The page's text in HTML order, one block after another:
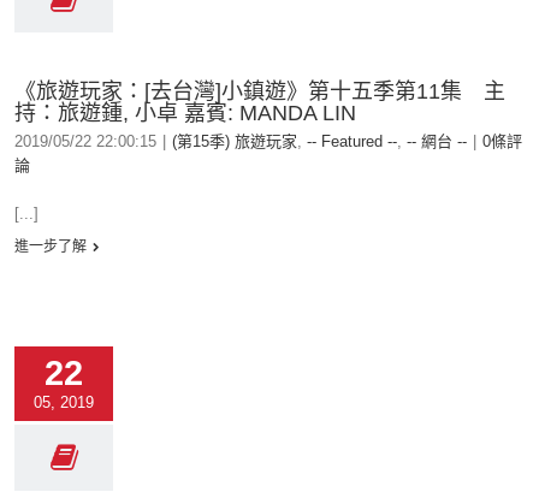
《旅遊玩家：[去台灣]小鎮遊》第十五季第11集 主
持：旅遊鍾, 小卓 嘉賓: MANDA LIN
2019/05/22 22:00:15 (第15季) 旅遊玩家, -- Featured --, -- 網台 --
0條評
論
[...]
進一步了解
22
05, 2019